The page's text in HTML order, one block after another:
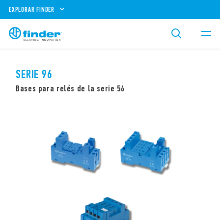
EXPLORAR FINDER
SERIE 96
Bases para relés de la serie 56